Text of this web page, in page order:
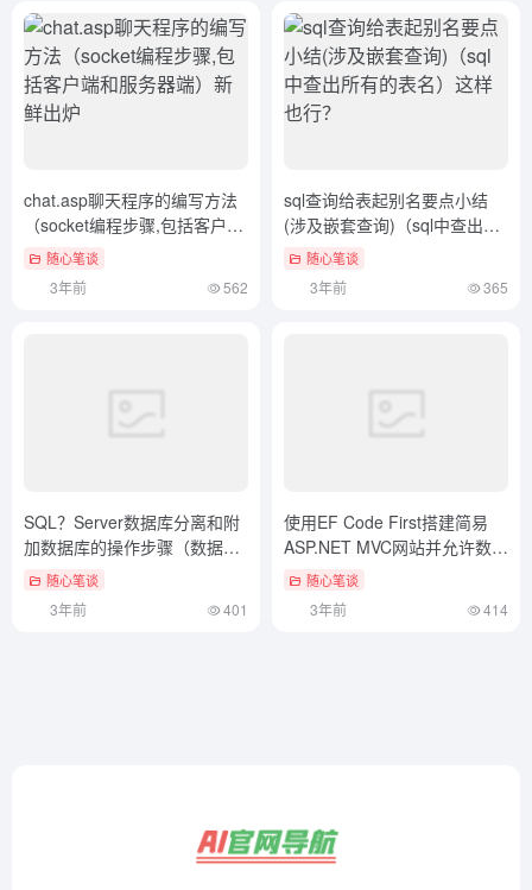
chat.asp聊天程序的编写方法
（socket编程步骤,包括客户端
和服务器端）新鲜出炉
随心笔谈
3年前 562
sql查询给表起别名要点小结
(涉及嵌套查询)（sql中查出所
有的表名）这样也行？
随心笔谈
3年前 365
SQL？Server数据库分离和附
加数据库的操作步骤（数据库
分离附加操作方法详解图片）
随心笔谈
3年前 401
使用EF Code First搭建简易
ASP.NET MVC网站并允许数据
库迁移（用筷子就餐会传染乙
随心笔谈
3年前 414